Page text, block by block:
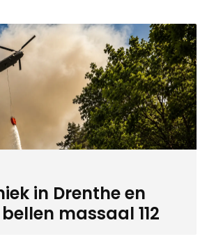
in Drenthe en
massaal 112